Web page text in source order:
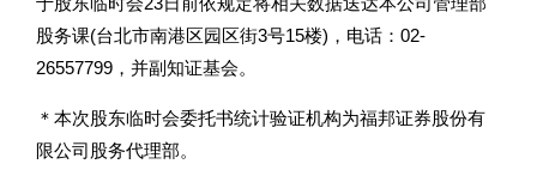
股务课(台北市南港区园区街3号15楼)，电话：02-
26557799，并副知证基会。
＊本次股东临时会委托书统计验证机构为福邦证券股份有
限公司股务代理部。